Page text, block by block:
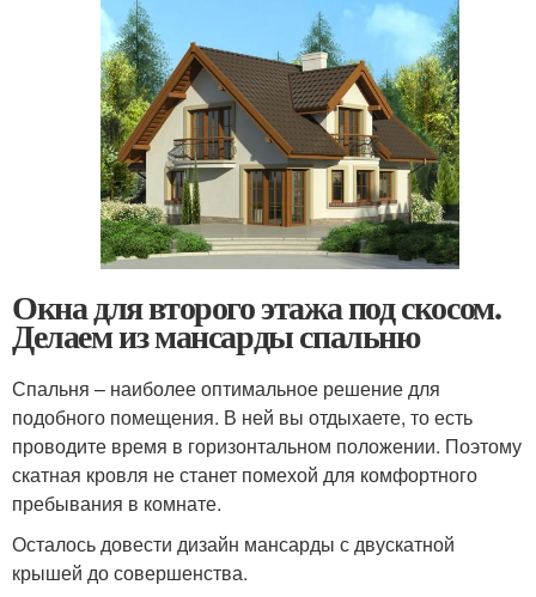
Окна для второго этажа под скосом.
Делаем из мансарды спальню
Спальня – наиболее оптимальное решение для
подобного помещения. В ней вы отдыхаете, то есть
проводите время в горизонтальном положении. Поэтому
скатная кровля не станет помехой для комфортного
пребывания в комнате.
Осталось довести дизайн мансарды с двускатной
крышей до совершенства.